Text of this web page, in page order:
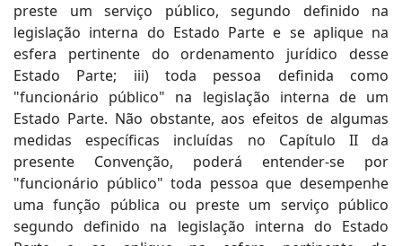
preste um serviço público, segundo definido na
legislação interna do Estado Parte e se aplique na
esfera pertinente do ordenamento jurídico desse
Estado Parte; iii) toda pessoa definida como
"funcionário público" na legislação interna de um
Estado Parte. Não obstante, aos efeitos de algumas
medidas específicas incluídas no Capítulo II da
presente Convenção, poderá entender-se por
"funcionário público" toda pessoa que desempenhe
uma função pública ou preste um serviço público
segundo definido na legislação interna do Estado